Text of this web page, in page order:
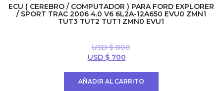
ECU ( CEREBRO / COMPUTADOR ) PARA FORD EXPLORER
/ SPORT TRAC 2006 4.0 V6 6L2A-12A650 EVU0 ZMN1
TUT3 TUT2 TUT1 ZMN0 EVU1
USD $800
El
era:
USD $700El
es:
AÑADIR AL CARRITO